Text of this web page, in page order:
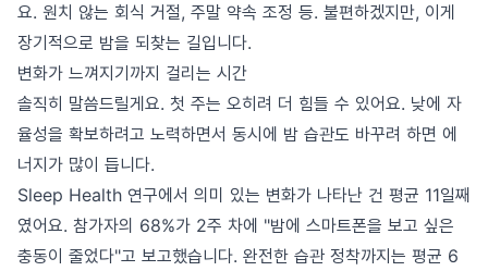
요. 원치 않는 회식 거절, 주말 약속 조정 등. 불편하겠지만, 이게
장기적으로 밤을 되찾는 길입니다.
변화가 느껴지기까지 걸리는 시간
솔직히 말씀드릴게요. 첫 주는 오히려 더 힘들 수 있어요. 낮에 자
율성을 확보하려고 노력하면서 동시에 밤 습관도 바꾸려 하면 에
너지가 많이 듭니다.
Sleep Health 연구에서 의미 있는 변화가 나타난 건 평균 11일째
였어요. 참가자의 68%가 2주 차에 "밤에 스마트폰을 보고 싶은
충동이 줄었다"고 보고했습니다. 완전한 습관 정착까지는 평균 6